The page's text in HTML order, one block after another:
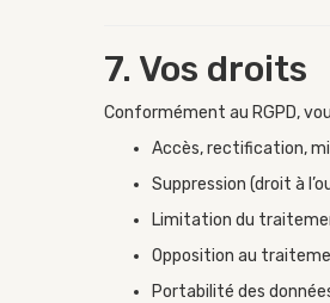
7. Vos droits
Conformément au RGPD,
Accès, rectification,
Suppression (droit à
Limitation du
Opposition au
Portabilité des